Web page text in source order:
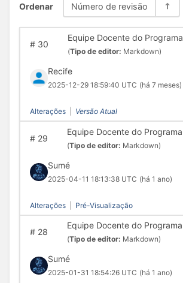
Ordenar Número de revisão
#30
Equipe Docente do Programa
(Tipo de editor: Markdown)
Recife
2025-12-29 18:59:40 UTC (há 7 meses)
Alterações Versão Atual
#29
Equipe Docente do Programa
(Tipo de editor: Markdown)
Sumé
2025-04-11 18:13:38 UTC (há 1 ano)
Alterações Pré-Visualização
#28
Equipe Docente do Programa
(Tipo de editor: Markdown)
Sumé
2025-01-31 18:54:26 UTC (há 1 ano)